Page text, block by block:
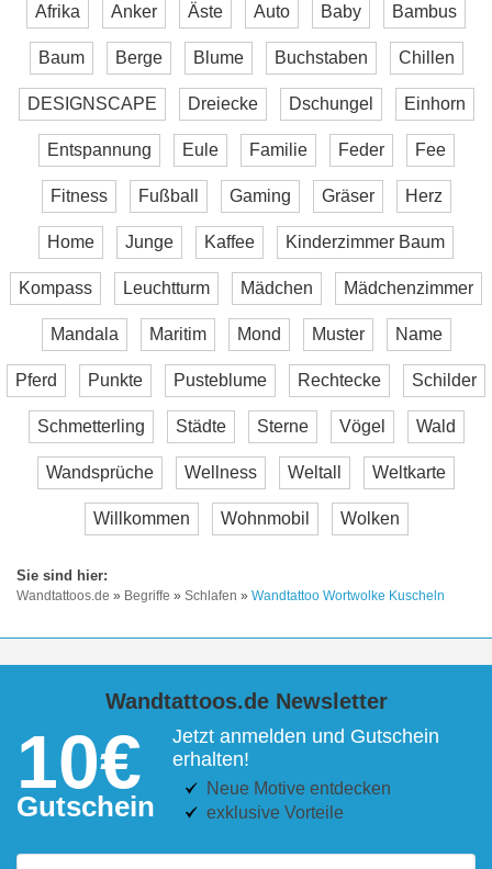
Afrika Anker Äste Auto Baby Bambus
Baum Berge Blume Buchstaben Chillen
DESIGNSCAPE Dreiecke Dschungel Einhorn
Entspannung Eule Familie Feder Fee
Fitness Fußball Gaming Gräser Herz
Home Junge Kaffee Kinderzimmer Baum
Kompass Leuchtturm Mädchen Mädchenzimmer
Mandala Maritim Mond Muster Name
Pferd Punkte Pusteblume Rechtecke Schilder
Schmetterling Städte Sterne Vögel Wald
Wandsprüche Wellness Weltall Weltkarte
Willkommen Wohnmobil Wolken
Wandtattoos.de » Begriffe » Schlafen » Wandtattoo Wortwolke Kuscheln
Wandtattoos.de Newsletter
10€
Gutschein
Jetzt anmelden und Gutschein
erhalten!
Neue Motive entdecken
exklusive Vorteile